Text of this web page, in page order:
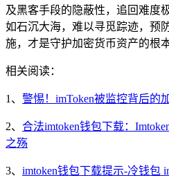
及黑客手段的隐蔽性，追回难度
如石沉大海，难以寻觅踪迹，预
施，才是守护加密货币资产的根
相关阅读：
1、 警惕！imToken被监控背后的
2、 合法imtoken钱包下载：
之殇
3、 imtoken钱包下载提示-冷钱包